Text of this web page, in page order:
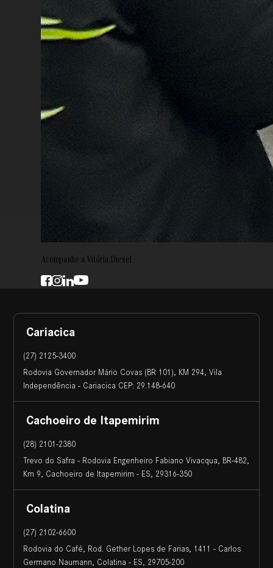
Acompanhe a Vitória Diesel
Cariacica
(27) 2125-3400
Rodovia Governador Mário Covas (BR 101), KM 294, Vila
Independência - Cariacica CEP: 29.148-640
Cachoeiro de Itapemirim
(28) 2101-2380
Trevo do Safra - Rodovia Engenheiro Fabiano Vivacqua, BR-482,
Km 9, Cachoeiro de Itapemirim - ES, 29316-350
Colatina
(27) 2102-6600
Rodovia do Café, Rod. Gether Lopes de Farias, 1411 - Carlos
Germano Naumann, Colatina - ES, 29705-200